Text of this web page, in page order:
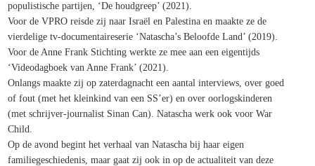
populistische partijen, ‘De houdgreep’ (2021).
Voor de VPRO reisde zij naar Israël en Palestina en maakte ze de
vierdelige tv-documentaireserie ‘Natascha’s Beloofde Land’ (2019).
Voor de Anne Frank Stichting werkte ze mee aan een eigentijds
‘Videodagboek van Anne Frank’ (2021).
Onlangs maakte zij op zaterdagnacht een aantal interviews, over goed
of fout (met het kleinkind van een SS’er) en over oorlogskinderen
(met schrijver-journalist Sinan Can). Natascha werk ook voor War
Child.
Op de avond begint het verhaal van Natascha bij haar eigen
familiegeschiedenis, maar gaat zij ook in op de actualiteit van deze